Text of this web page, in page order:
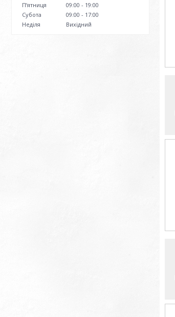
Пʼятниця
09:00
19:00
Субота
09:00
17:00
Неділя
Вихідний